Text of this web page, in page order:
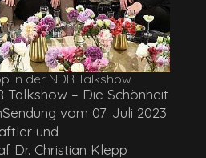
in der NDR Talkshow
Talkshow – Die Schönheit
vom 07. Juli 2023
und
Dr. Christian Klepp